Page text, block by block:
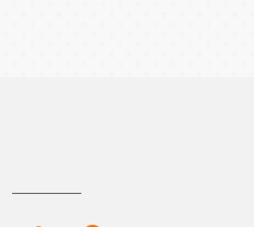
소재를 사용할 수 있습니다.